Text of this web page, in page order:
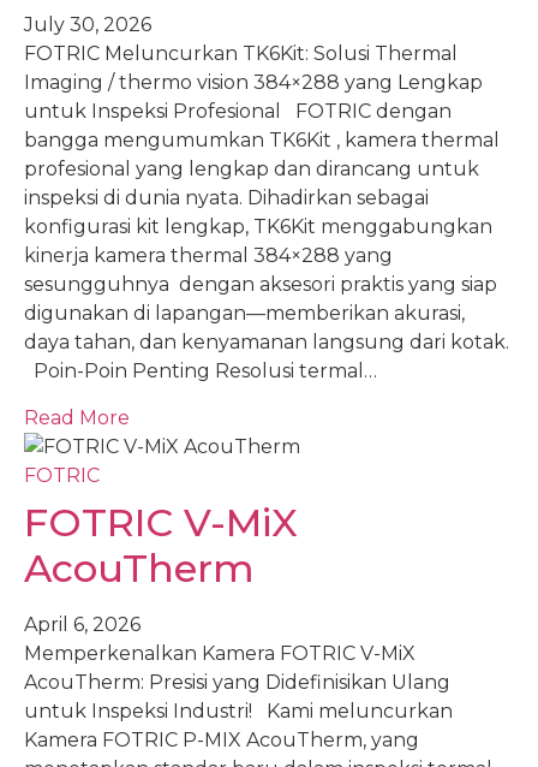
July 30, 2026
FOTRIC Meluncurkan TK6Kit: Solusi Thermal
Imaging / thermo vision 384×288 yang Lengkap
untuk Inspeksi Profesional FOTRIC dengan
bangga mengumumkan TK6Kit , kamera thermal
profesional yang lengkap dan dirancang untuk
inspeksi di dunia nyata. Dihadirkan sebagai
konfigurasi kit lengkap, TK6Kit menggabungkan
kinerja kamera thermal 384×288 yang
sesungguhnya dengan aksesori praktis yang siap
digunakan di lapangan—memberikan akurasi,
daya tahan, dan kenyamanan langsung dari kotak.
Poin-Poin Penting Resolusi termal…
Read More
FOTRIC
FOTRIC V-MiX
AcouTherm
April 6, 2026
Memperkenalkan Kamera FOTRIC V-MiX
AcouTherm: Presisi yang Didefinisikan Ulang
untuk Inspeksi Industri! Kami meluncurkan
Kamera FOTRIC P-MIX AcouTherm, yang